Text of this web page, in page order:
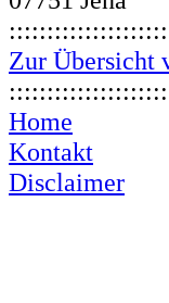
Zur Übersicht
Home
Kontakt
Disclaimer